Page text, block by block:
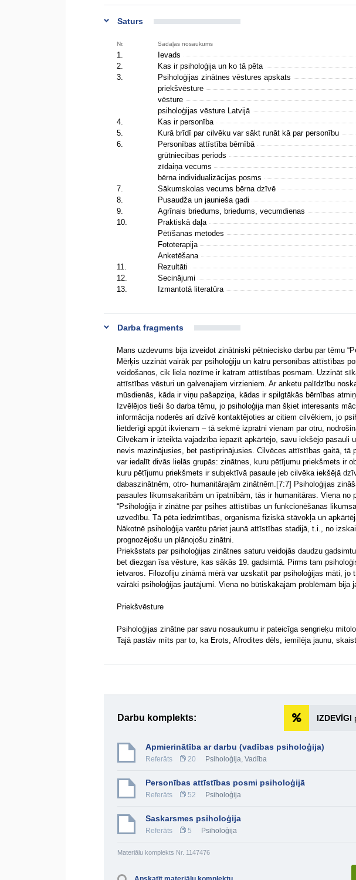
Saturs
Nr. Sadaļas nosaukums
1. Ievads
2.
Kas ir psiholoģija un ko tā pēta
3.
Psiholoģijas zinātnes vēstures apskats
priekšvēsture
vēsture
psiholoģijas vēsture Latvijā
4.
Kas ir personība
5.
Kurā brīdī par cilvēku var sākt runāt kā par personību
6.
Personības attīstība bērnībā
grūtniecības periods
zīdaiņa vecums
bērna individualizācijas posms
7.
Sākumskolas vecums bērna dzīvē
8.
Pusaudža un jaunieša gadi
9.
Agrīnais briedums, briedums, vecumdienas
10.
Praktiskā daļa
Pētīšanas metodes
Fototerapija
Anketēšana
11.
Rezultāti
12.
Secinājumi
13.
Izmantotā literatūra
Darba fragments
Mans uzdevums bija izveidot zinātniski pētniecisko darbu par tēmu
Mērķis uzzināt vairāk par psiholoģiju un katru personības attīstības
veidošanos, cik liela nozīme ir katram attīstības posmam. Uzzināt
attīstības vēsturi un galvenajiem virzieniem. Ar anketu palīdzību
mūsdienās, kāda ir viņu pašapziņa, kādas ir spilgtākās bērnības
Izvēlējos tieši šo darba tēmu, jo psiholoģija man šķiet interesants
informācija noderēs arī dzīvē kontaktējoties ar citiem cilvēkiem, jo
lietderīgi apgūt ikvienam – tā sekmē izpratni vienam par otru,
Cilvēkam ir izteikta vajadzība iepazīt apkārtējo, savu iekšējo pasauli
nevis mazinājusies, bet pastiprinājusies. Cilvēces attīstības gaitā, tā
var iedalīt divās lielās grupās: zinātnes, kuru pētījumu priekšmets ir
kuru pētījumu priekšmets ir subjektīvā pasaule jeb cilvēka iekšējā
dabaszinātnēm, otro- humanitārajām zinātnēm.[7:7] Psiholoģijas
pasaules likumsakarībām un īpatnībām, tās ir humanitāras. Viena no
“Psiholoģija ir zinātne par psihes attīstības un funkcionēšanas
uzvedību. Tā pēta iedzimtības, organisma fiziskā stāvokļa un
Nākotnē psiholoģija varētu pāriet jaunā attīstības stadijā, t.i., no
prognozējošu un plānojošu zinātni.
Priekšstats par psiholoģijas zinātnes saturu veidojās daudzu
bet diezgan īsa vēsture, kas sākās 19. gadsimtā. Pirms tam
ietvaros. Filozofiju zināmā mērā var uzskatīt par psiholoģijas māti, jo
vairāki psiholoģijas jautājumi. Viena no būtiskākajām problēmām bija
Priekšvēsture
Psiholoģijas zinātne par savu nosaukumu ir pateicīga sengrieķu
Tajā pastāv mīts par to, ka Erots, Afrodites dēls, iemīlēja jaunu,
Darbu komplekts: IZDEVĪGI
Apmierinātība ar darbu (vadības psiholoģija)
Referāts 20 Psiholoģija, Vadība
Personības attīstības posmi psiholoģijā
Referāts 52 Psiholoģija
Saskarsmes psiholoģija
Referāts 5 Psiholoģija
Materiālu komplekts Nr. 1147476